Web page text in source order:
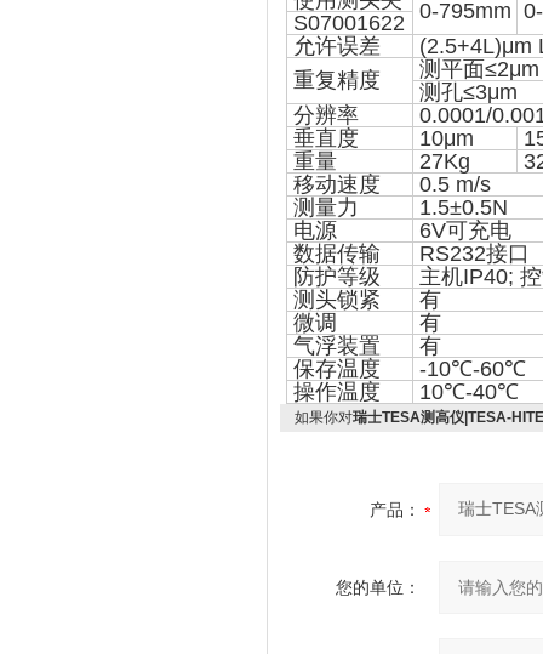
0-795mm
S07001622
允许误差
(2.5+4L)μm
重复精度
测平面≤2μm
测孔≤3μm
分辨率
0.0001/
垂直度
10μm
重量
27Kg
移动速度
0.5 m/s
测量力
1.5±0.5N
电源
6V可充电
数据传输
RS232接口
防护等级
主机IP40;
测头锁紧
有
微调
有
气浮装置
有
保存温度
-10℃-60℃
操作温度
10℃-40℃
如果你对瑞士TESA测高仪|TESA-
产品：
您的单位：